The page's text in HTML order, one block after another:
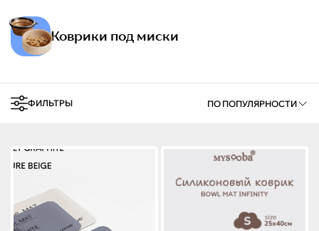
Коврики под миски
ФИЛЬТРЫ ПО ПОПУЛЯРНОСТИ